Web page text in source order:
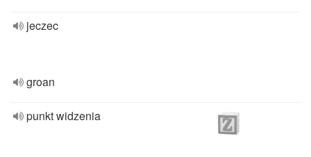
jeczec
groan
punkt widzenia